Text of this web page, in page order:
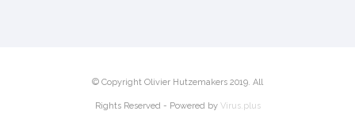
© Copyright Olivier Hutzemakers 2019. All
Rights Reserved - Powered by Virus.plus